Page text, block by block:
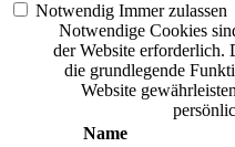
Notwendig Immer zulassen
Notwendige Cookies
der Website erforderlich.
die grundlegende
Website
Name